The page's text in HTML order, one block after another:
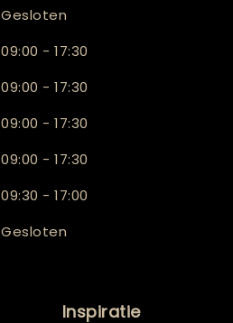
Gesloten
09:00 - 17:30
09:00 - 17:30
09:00 - 17:30
09:00 - 17:30
09:30 - 17:00
Gesloten
Inspiratie